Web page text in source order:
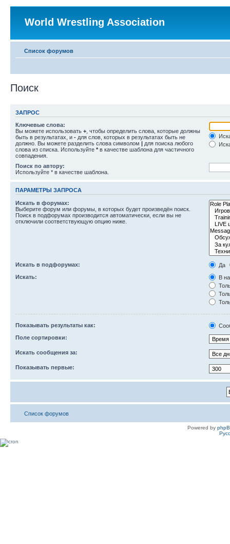
World Wrestling Association
Список форумов
Поиск
ЗАПРОС
Ключевые слова:
Вы можете использовать + , чтобы определить слова, которые должны
быть в результатах, и - для слов, которых в результатах быть не
должно. Вы можете разделить слова символом | для поиска любого
слова из списка. Используйте * в качестве шаблона для частичного
совпадения.
Поиск по автору:
Используйте * в качестве шаблона.
ПАРАМЕТРЫ ЗАПРОСА
Искать в форумах:
Выберите форум или форумы, в которых будет произведён поиск.
Поиск в подфорумах производится автоматически, если вы не
отключили соответствующую опцию ниже.
Искать в подфорумах:
Да
Искать:
В
Показывать результаты как:
Поле сортировки:
Искать сообщения за:
Показывать первые:
Список форумов
Powered by